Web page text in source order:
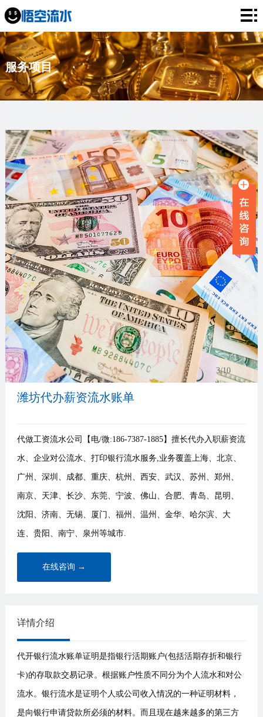
网
站
首
页
银
行
流
工
资
水
薪
流
水
业
流
水
服
务
项
目
新
闻
资
讯
品
牌
故
事
联
系
我
服务项目
4/10
潍坊代办薪资流水账单
代做工资流水公司【电/微:186-7387-1885】擅长代办入职薪资流
水、企业对公流水、打印银行流水服务,业务覆盖上海、北京、
广州、深圳、成都、重庆、杭州、西安、武汉、苏州、郑州、
南京、天津、长沙、东莞、宁波、佛山、合肥、青岛、昆明、
沈阳、济南、无锡、厦门、福州、温州、金华、哈尔滨、大
连、贵阳、南宁、泉州等城市.
在线咨询 →
详情介绍
代开银行流水账单证明是指银行活期账户(包括活期存折和银行
卡)的存取款交易记录。根据账户性质不同分为个人流水和对公
流水。银行流水是证明个人或公司收入情况的一种证明材料，
是向银行申请贷款所必须的材料。而且现在越来越多的第三方